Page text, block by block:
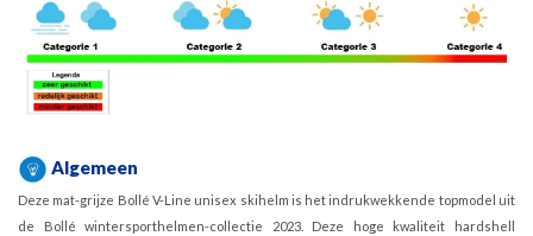
Algemeen
Deze mat-grijze Bollé V-Line unisex skihelm is het indrukwekkende topmodel uit
de Bollé wintersporthelmen-collectie 2023. Deze hoge kwaliteit hardshell